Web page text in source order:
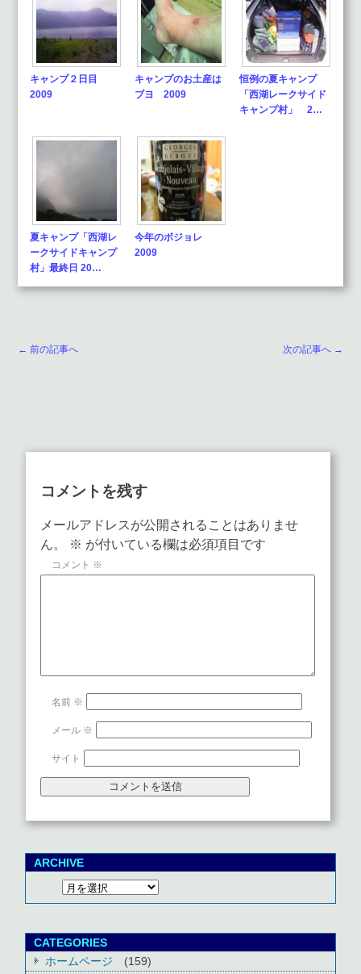
キャンプ２日目
2009
キャンプのお土産は
ブヨ 2009
恒例の夏キャンプ
「西湖レークサイド
キャンプ村」 2…
夏キャンプ「西湖レ
ークサイドキャンプ
村」最終日 20…
今年のボジョレ
2009
← 前の記事へ 次の記事へ →
コメントを残す
メールアドレスが公開されることはありませ
ん。
※ が付いている欄は必須項目です
コメント ※
名前 ※
メール ※
サイト
ARCHIVE
CATEGORIES
ホームページ
(159)